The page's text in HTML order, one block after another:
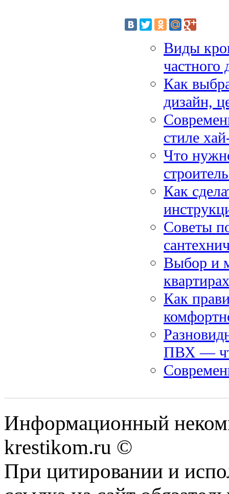
Виды
частного
Как
дизайн,
стиле
Что
Как
Советы
Выбор и
квартирах
Как
ПВХ —
Информационный
krestikom.ru ©
При цитировании и